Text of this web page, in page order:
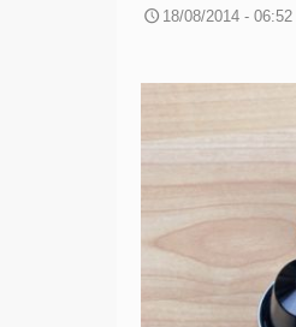
18/08/2014 - 06:52